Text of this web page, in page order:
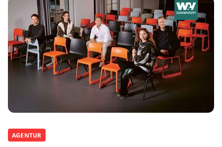
AGENTUR